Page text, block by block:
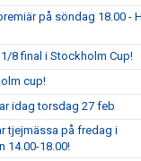
på söndag 18.00 -
8 final i Stockholm Cup!
cup!
idag torsdag 27 feb
tjejmässa på fredag i
14.00-18.00!